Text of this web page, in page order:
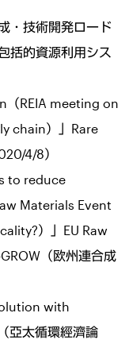
・技術開発ロード
括的資源利用シス
（REIA meeting on
chain）」Rare
4/8）
to reduce
Materials Event
）」EU Raw
（欧州連合成
with
亞太循環經濟論